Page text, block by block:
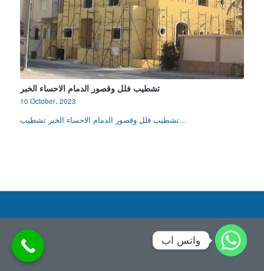
تشطيب فلل وقصور الدمام الاحساء الخبر
10 October، 2023
تشطيب فلل وقصور الدمام الاحساء الخبر تشطيب…
واتس اب